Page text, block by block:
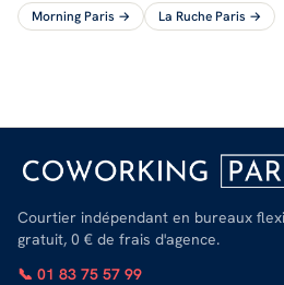
Morning Paris → La Ruche Paris →
Courtier indépendant en bureaux
gratuit, 0 € de frais d'agence.
📞 01 83 75 57 99